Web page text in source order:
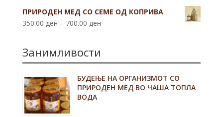
ПРИРОДЕН МЕД СО СЕМЕ ОД КОПРИВА
350.00 ден – 700.00 ден
Занимливости
БУДЕЊЕ НА ОРГАНИЗМОТ СО
ПРИРОДЕН МЕД ВО ЧАША ТОПЛА
ВОДА